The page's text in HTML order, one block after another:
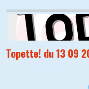
Topette! du 13 09